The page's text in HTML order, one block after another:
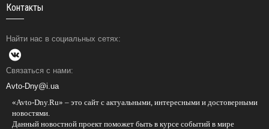
Контакты
Найти нас в социальных сетях:
Связаться с нами:
Avto-Dny@i.ua
«Avto-Dny.Ru» – это сайт с актуальными, интересными и достоверными
новостями.
Данный новостной проект поможет быть в курсе событий в мире